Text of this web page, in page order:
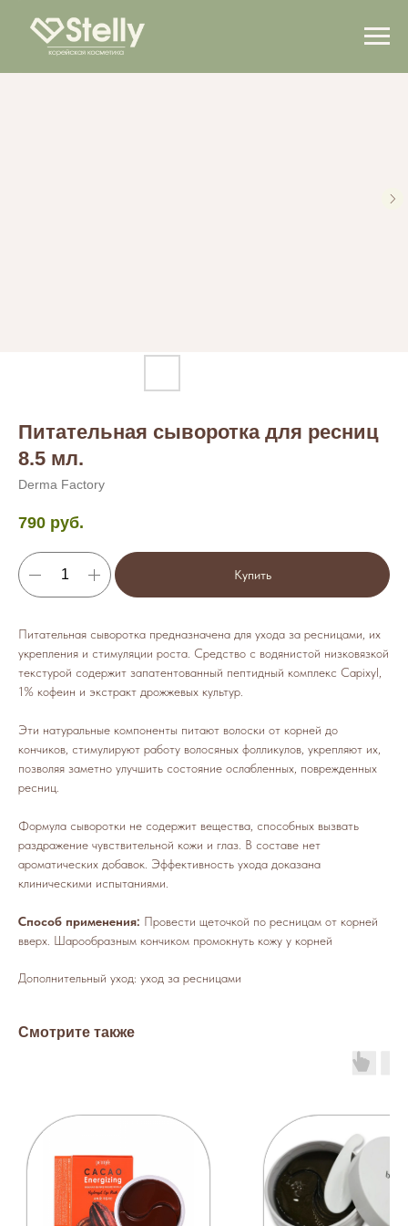
Питательная сыворотка для ресниц
8.5 мл.
Derma Factory
790 руб.
Купить
Питательная сыворотка предназначена для ухода за ресницами, их
укрепления и стимуляции роста. Средство с водянистой низковязкой
текстурой содержит запатентованный пептидный комплекс Capixyl,
1% кофеин и экстракт дрожжевых культур.
Эти натуральные компоненты питают волоски от корней до
кончиков, стимулируют работу волосяных фолликулов, укрепляют их,
позволяя заметно улучшить состояние ослабленных, поврежденных
ресниц.
Формула сыворотки не содержит вещества, способных вызвать
раздражение чувствительной кожи и глаз. В составе нет
ароматических добавок. Эффективность ухода доказана
клиническими испытаниями.
Способ применения: Провести щеточкой по ресницам от корней
вверх. Шарообразным кончиком промокнуть кожу у корней
Дополнительный уход: уход за ресницами
Смотрите также